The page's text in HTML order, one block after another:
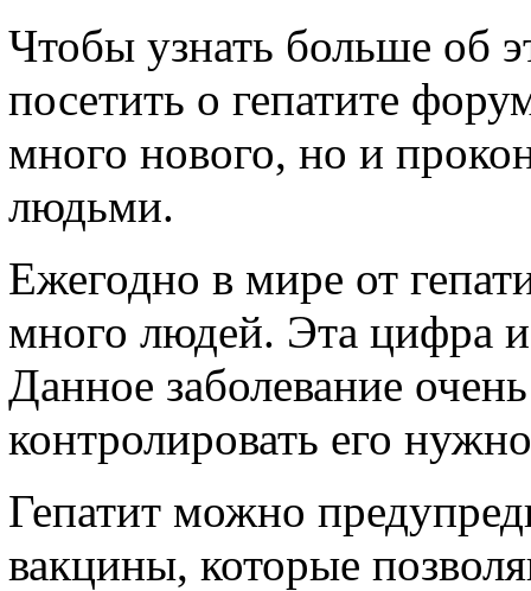
Чтобы узнать больше об
посетить о гепатите
много нового, но и
людьми.
Ежегодно в мире от
много людей. Эта цифра
Данное заболевание
контролировать его
Гепатит можно
вакцины, которые